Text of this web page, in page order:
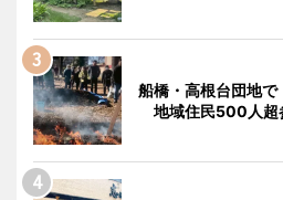
船橋・高根台団地で
地域住民500人超